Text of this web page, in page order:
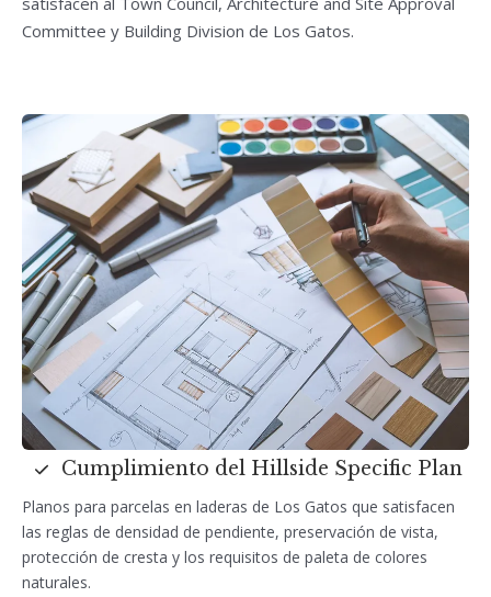
Committee y Building Division de Los Gatos.
Cumplimiento del Hillside Specific Plan
Planos para parcelas en laderas de Los Gatos que satisfacen
las reglas de densidad de pendiente, preservación de vista,
protección de cresta y los requisitos de paleta de colores
naturales.